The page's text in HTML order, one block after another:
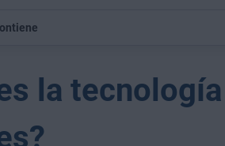
la